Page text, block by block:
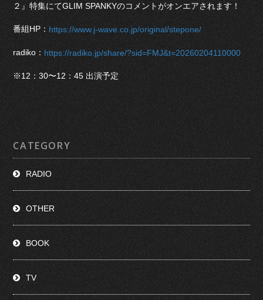
２』特集にてGLIM SPANKYのコメントがオンエアされます！
番組HP： https://www.j-wave.co.jp/original/stepone/
radiko： https://radiko.jp/share/?sid=FMJ&t=20260204110000
※12：30〜12：45 出演予定
CATEGORY
RADIO
OTHER
BOOK
TV